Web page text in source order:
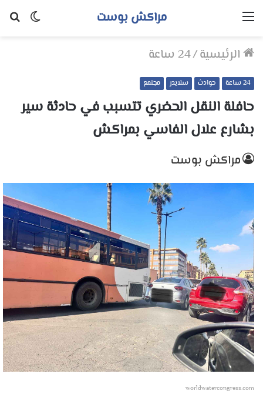
الوضع
مراكش بوست القائمة
الرئيسية/24 ساعة
24 ساعة حوادث سلايدر مجتمع
حافلة النقل الحضري تتسبب في حادثة سير
بشارع علال الفاسي بمراكش
مراكش بوست
worldwatercongress.com